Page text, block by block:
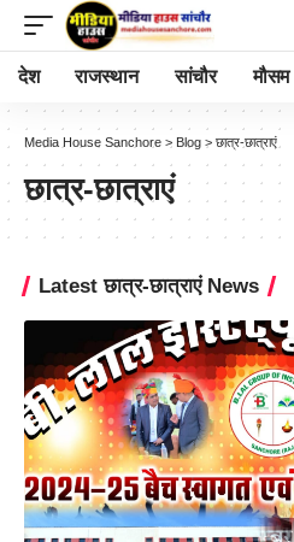
देश राजस्थान सांचौर मौसम
Media House Sanchore > Blog > छात्र-छात्राएं
छात्र-छात्राएं
Latest छात्र-छात्राएं News